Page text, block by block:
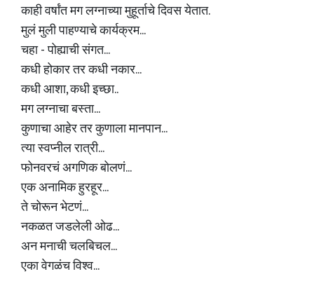
काही वर्षांत मग लग्नाच्या मुहूर्ताचे दिवस येतात.
मुलं मुली पाहण्याचे कार्यक्रम...
चहा - पोह्याची संगत...
कधी होकार तर कधी नकार...
कधी आशा, कधी इच्छा..
मग लग्नाचा बस्ता...
कुणाचा आहेर तर कुणाला मानपान...
त्या स्वप्नील रात्री...
फोनवरचं अगणिक बोलणं...
एक अनामिक हुरहूर...
ते चोरून भेटणं...
नकळत जडलेली ओढ...
अन मनाची चलबिचल...
एका वेगळंच विश्व...